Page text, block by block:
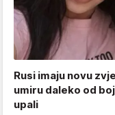
Rusi imaju novu
umiru daleko od
upali